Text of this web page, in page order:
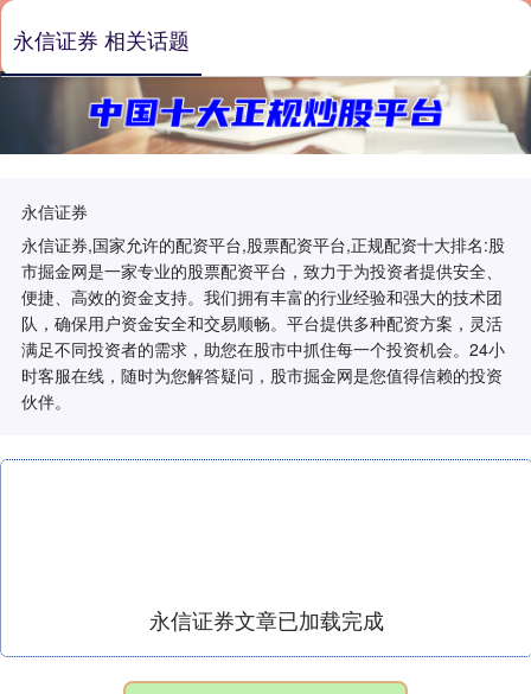
永信证券
永信证券,国家允许的配资平台,股票配资平台,正规配资十大排名:股
市掘金网是一家专业的股票配资平台，致力于为投资者提供安全、
便捷、高效的资金支持。我们拥有丰富的行业经验和强大的技术团
队，确保用户资金安全和交易顺畅。平台提供多种配资方案，灵活
满足不同投资者的需求，助您在股市中抓住每一个投资机会。24小
时客服在线，随时为您解答疑问，股市掘金网是您值得信赖的投资
伙伴。
永信证券 相关话题
永信证券文章已加载完成